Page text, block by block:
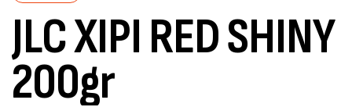
JLC XIPI RED SHINY
200gr